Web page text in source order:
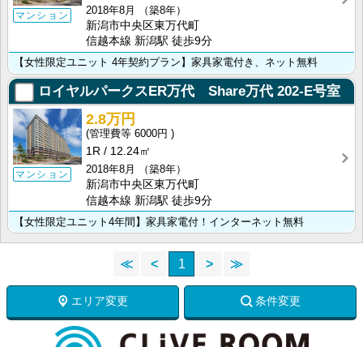
マンション
2018年8月
（築8年）
新潟市中央区東万代町
信越本線 新潟駅 徒歩9分
【女性限定ユニット 4年契約プラン】家具家電付き、ネット無料
ロイヤルパークスER万代 Share万代 202-E号室
マンション
2.8万円
6000円
1R
12.24㎡
2018年8月
（築8年）
新潟市中央区東万代町
信越本線 新潟駅 徒歩9分
【女性限定ユニット4年間】家具家電付！インターネット無料
≪ < 1 > ≫
エリア変更 条件変更